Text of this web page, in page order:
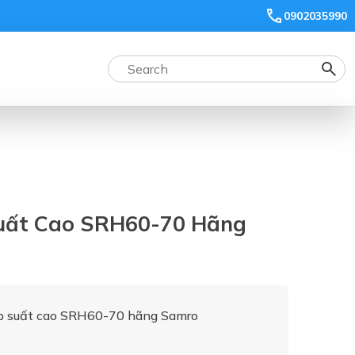
0902035990
Cao SRH60-70 Hãng
suất cao SRH60-70 hãng Samro